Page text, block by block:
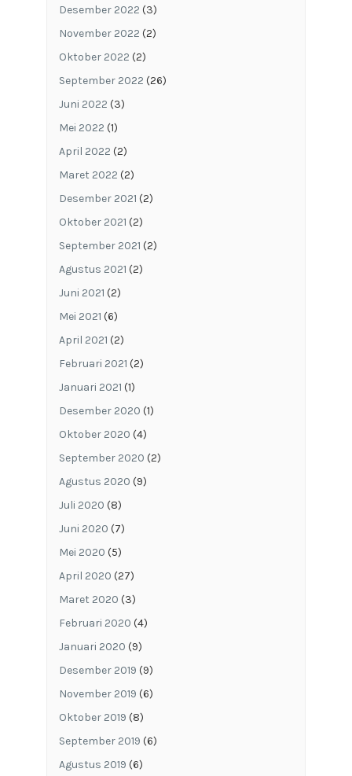
Desember 2022 (3)
November 2022 (2)
Oktober 2022 (2)
September 2022 (26)
Juni 2022 (3)
Mei 2022 (1)
April 2022 (2)
Maret 2022 (2)
Desember 2021 (2)
Oktober 2021 (2)
September 2021 (2)
Agustus 2021 (2)
Juni 2021 (2)
Mei 2021 (6)
April 2021 (2)
Februari 2021 (2)
Januari 2021 (1)
Desember 2020 (1)
Oktober 2020 (4)
September 2020 (2)
Agustus 2020 (9)
Juli 2020 (8)
Juni 2020 (7)
Mei 2020 (5)
April 2020 (27)
Maret 2020 (3)
Februari 2020 (4)
Januari 2020 (9)
Desember 2019 (9)
November 2019 (6)
Oktober 2019 (8)
September 2019 (6)
Agustus 2019 (6)